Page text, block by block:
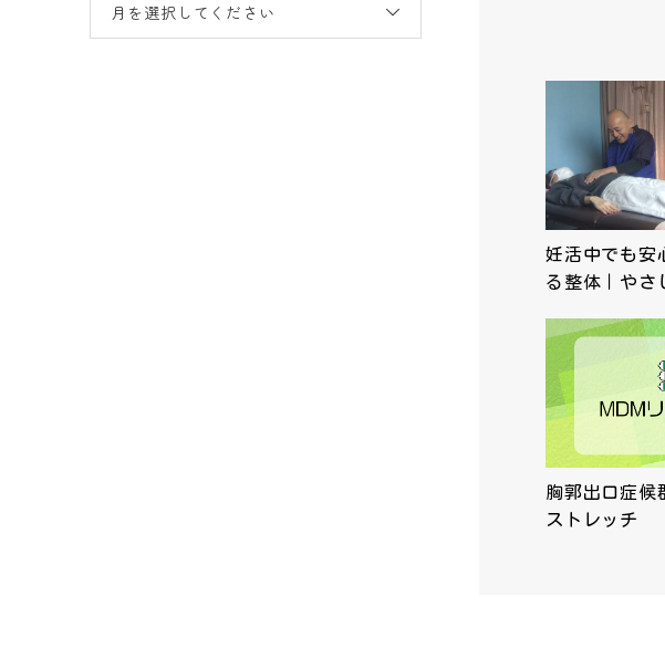
妊活中でも安
る整体｜や
胸郭出口症候
ストレッチ
月を選択してください